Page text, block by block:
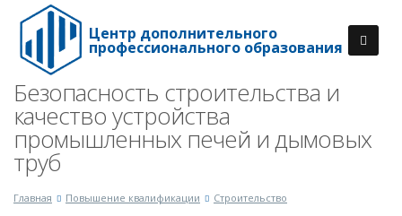
Центр дополнительного
профессионального образования
Безопасность строительства и
качество устройства
промышленных печей и дымовых
труб
Главная Повышение квалификации Строительство